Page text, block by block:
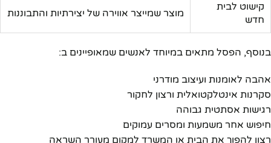
קישוט לבית
חדש
מוצר שמייצר אווירה של יצירתיות והתבוננות
בנוסף, הפסל מתאים במיוחד לאנשים שמאופיינים ב:
אהבה לאומנות ועיצוב מודרני
סקרנות אינטלקטואלית ורצון לחקור
רגישות אסתטית גבוהה
חיפוש אחר משמעות ומסרים עמוקים
רצון להפוך את הבית או המשרד למקום מעורר השראה